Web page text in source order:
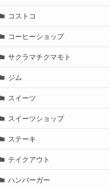
コストコ
コーヒーショップ
サクラマチクマモト
ジム
スイーツ
スイーツショップ
ステーキ
テイクアウト
ハンバーガー